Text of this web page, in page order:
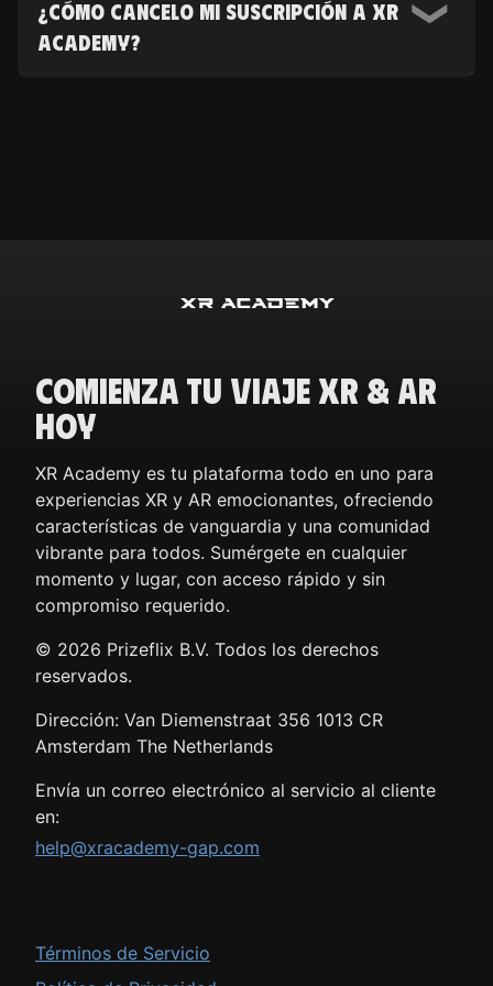
está disponible para asistirte. Puedes
contactarnos a través de la página 'Contáctanos'
¿Cómo cancelo mi suscripción a XR
Academy?
Comienza Tu Viaje XR & AR
Hoy
XR Academy es tu plataforma todo en uno para
experiencias XR y AR emocionantes, ofreciendo
características de vanguardia y una comunidad
vibrante para todos. Sumérgete en cualquier
momento y lugar, con acceso rápido y sin
compromiso requerido.
© 2026
Todos los derechos
reservados.
Dirección:
Envía un correo electrónico al servicio al cliente
en:
help@xracademy-gap.com
Términos de Servicio